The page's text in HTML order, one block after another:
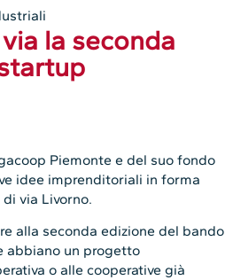
la seconda
Piemonte e del suo fondo
idee imprenditoriali in forma
via Livorno.
alla seconda edizione del bando
abbiano un progetto
o alle cooperative già